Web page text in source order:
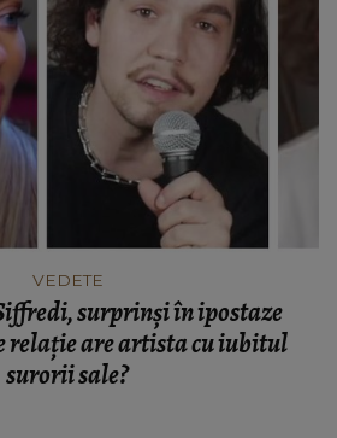
VEDETE
surprinși în ipostaze
relație are artista cu iubitul
surorii sale?